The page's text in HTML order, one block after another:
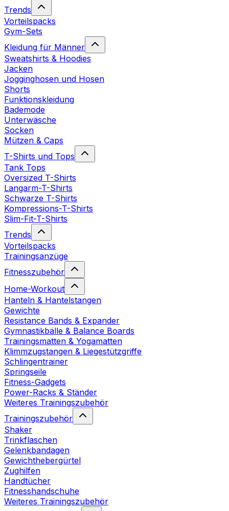
Trends
Vorteilspacks
Gym-Sets
Kleidung für Männer
Sweatshirts & Hoodies
Jacken
Jogginghosen und Hosen
Shorts
Funktionskleidung
Bademode
Unterwäsche
Socken
Mützen & Caps
T-Shirts und Tops
Tank Tops
Oversized T-Shirts
Langarm-T-Shirts
Schwarze T-Shirts
Kompressions-T-Shirts
Slim-Fit-T-Shirts
Trends
Vorteilspacks
Trainingsanzüge
Fitnesszubehör
Home-Workout
Hanteln & Hantelstangen
Gewichte
Resistance Bands & Expander
Gymnastikbälle & Balance Boards
Trainingsmatten & Yogamatten
Klimmzugstangen & Liegestützgriffe
Schlingentrainer
Springseile
Fitness-Gadgets
Power-Racks & Ständer
Weiteres Trainingszubehör
Trainingszubehör
Shaker
Trinkflaschen
Gelenkbandagen
Gewichthebergürtel
Zughilfen
Handtücher
Fitnesshandschuhe
Weiteres Trainingszubehör